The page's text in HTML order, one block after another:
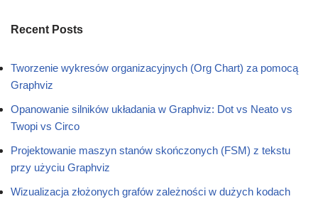
Recent Posts
Tworzenie wykresów organizacyjnych (Org Chart) za pomocą
Graphviz
Opanowanie silników układania w Graphviz: Dot vs Neato vs
Twopi vs Circo
Projektowanie maszyn stanów skończonych (FSM) z tekstu
przy użyciu Graphviz
Wizualizacja złożonych grafów zależności w dużych kodach